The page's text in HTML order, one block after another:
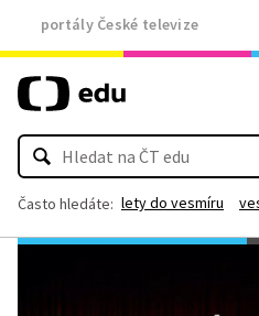
portály České televize
Často hledáte: lety do vesmíru